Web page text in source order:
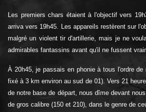
Les premiers chars étaient à l'objectif vers
arriva vers 19h45. Les appareils restèrent sur
malgré un violent tir d'artillerie, mais je ne
admirables fantassins avant qu'il ne fussent
À 20h45, je passais en phonie à tous l'ordre de
fixé à 3 km environ au sud de 01). Vers 21
de notre base de départ, nous dîme devant
de gros calibre (150 et 210), dans le genre de